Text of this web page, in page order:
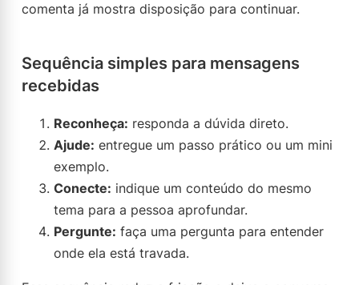
comenta já mostra disposição para continuar.
Sequência simples para mensagens
recebidas
Reconheça: responda a dúvida direto.
Ajude: entregue um passo prático ou um mini
exemplo.
Conecte: indique um conteúdo do mesmo
tema para a pessoa aprofundar.
Pergunte: faça uma pergunta para entender
onde ela está travada.